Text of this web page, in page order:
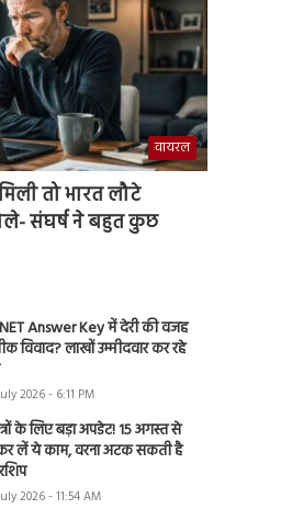
वायरल
तो भारत लौटे
संघर्ष ने बहुत कुछ
Answer Key में देरी की वजह
विवाद? लाखों उम्मीदवार कर रहे
2026 - 6:11 PM
के लिए बड़ा अपडेट! 15 अगस्त से
लें ये काम, वरना अटक सकती है
2026 - 11:54 AM